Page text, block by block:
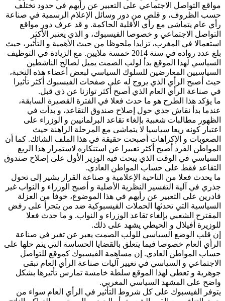
مواقع التواصل الاجتماعي على التعبير عن رأيهم في حدود تختلف
حسب الظروف، و قلص من دور وسائل الإعلام الرسمية في صناعة
رأي عام يتماشى مع رأي الأقلية الحاكمة. و قد عرف دور مواقع
التواصل الاجتماعي و خصوصا الفيسبوك، و الذي يعتبر الأكثر
استعمالا في المغرب، تزايدا ملحوظا من حيث الأهمية و التأثير، حيث
بلغ عدد رواده في سنة 2014 خمسة ملايين. مع الزيادة في التوظيف
السياسي لهذا الموقع بدأ لولب الصمت يميل لصالح الناشطين
السياسيين المعارضين للسلوك السياسي لبعض أعضاء هذه النخبة،
حيث أصبح الرأي الذي يروج له على صفحات الفيسبوك أكثر تأثيرا
في صناعة الرأي العام الذي أصبح أكثر توازنا عن ذي قبل.
ما يؤكد هذا الطرح هو ما حدث فعلا في الفترة القصيرة السابقة،
عندما بدأ نقاش جدي حول إصلاح صندوق التقاعد، و بدأت في
الظهور مطالبات شعبية بإلغاء تقاعد البرلمانيين و الوزراء على
اعتبار كونه ريعا سياسيا لا يتماشى مع المرحلة الراهنة حيث
الصعوبات و الإكراهات أصبحت حقيقة في هذا الملف الشائك. كما أن
المواطن الفرد أصبح أكثر تعبيرا عن استنكاره لاستمرار هذا الريع
السياسي في الوقت الذي يبحث فيه الوزير الأول على إصلاح صندوق
التقاعد فقط على حساب المواطن العادي.
ما يحدث فعلا من الناحية الإعلامية و صناعة القرار يشير إلى تحول
جذري في آلية التفسير النظرية الأصلية و أصبح الوزراء و النواب غير
قادرين على التعبير عن رأيهم في هذا الموضوع، خوفا من العزلة
السياسية التي تحدثها الحملات الفيسبوكية ضد من يتجرأ على رفض
المقترح الشعبي بإلغاء تقاعد الوزراء و النواب. و ما حدث فعلا
للوزيرة أفيلال و الحيطي يشهد على ذلك.
إن قلب الوضع السياسي للولب الصمت يعبر عن تغير في صناعة
الرأي العام خصوصا فيما يتعلق بالقضايا الحساسة التي يتم حلها على
حساب المواطن العادي. إن مساهمة الفيسبوك كموقع للتواصل
الاجتماعي و السياسي في تغيير آليات صناعة الرأي العام تبقى
جوهرية و تعطي لهذا الموقع سلطة خامسة تمارس تأثيرها بشكل
واضح على المشهد السياسي المغربي.
يتوفر الفيسبوك على كل شروط التأثير في الرأي العام سواء من